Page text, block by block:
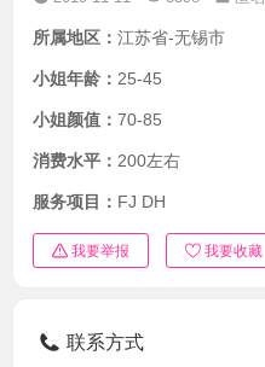
所属地区： 江苏省-无锡市
小姐年龄： 25-45
小姐颜值： 70-85
消费水平： 200左右
服务项目： FJ DH
我要举报 我要收藏
联系方式